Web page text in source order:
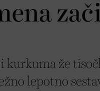
kurkuma že
lepotno